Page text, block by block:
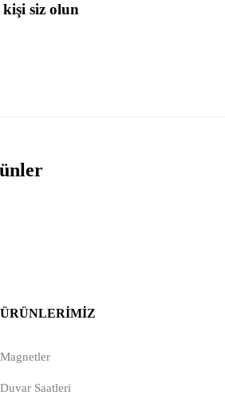
siz olun
ÜRÜNLERIMIZ
Magnetler
Duvar Saatleri